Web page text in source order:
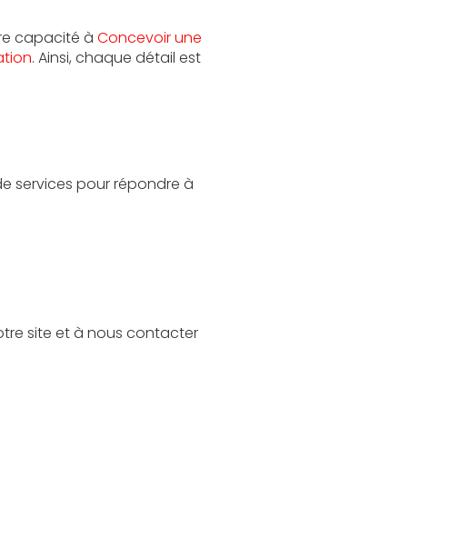
capacité à Concevoir une
. Ainsi, chaque détail est
services pour répondre à
site et à nous contacter